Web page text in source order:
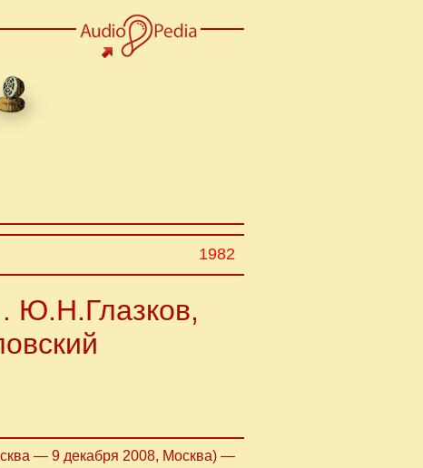
1982
Ю.Н.Глазков,
— 9 декабря 2008, Москва) —